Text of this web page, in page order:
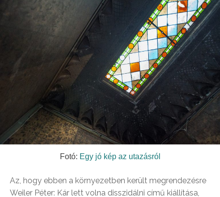
Fotó: Egy jó kép az utazásról
Az, hogy ebben a környezetben került megrendezésre
Weiler Péter: Kár lett volna disszidálni című kiállítása,